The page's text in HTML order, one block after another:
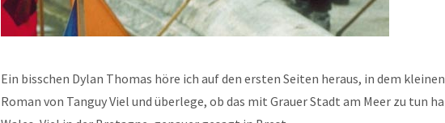
Ein bisschen Dylan Thomas höre ich auf den ersten Seiten heraus, in dem
Roman von Tanguy Viel und überlege, ob das mit Grauer Stadt am Meer zu tun